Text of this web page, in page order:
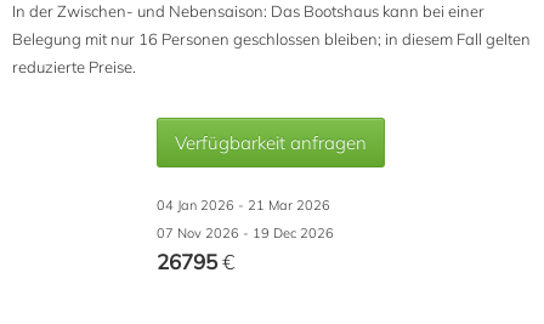
In der Zwischen- und Nebensaison: Das Bootshaus kann bei einer
Belegung mit nur 16 Personen geschlossen bleiben; in diesem Fall gelten
reduzierte Preise.
Verfügbarkeit anfragen
04 Jan 2026 - 21 Mar 2026
07 Nov 2026 - 19 Dec 2026
26795€